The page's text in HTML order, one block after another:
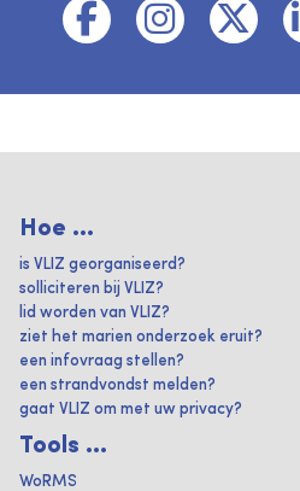
Hoe ...
is VLIZ georganiseerd?
solliciteren bij VLIZ?
lid worden van VLIZ?
ziet het marien onderzoek eruit?
een infovraag stellen?
een strandvondst melden?
gaat VLIZ om met uw privacy?
Tools ...
WoRMS